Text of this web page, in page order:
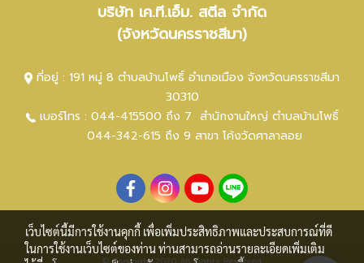
บริษัท เค.ที.เอ็ม. สตีล จำกัด
(จังหวัดนครราชสีมา)
ที่อยู่ : 191 หมู่ 8 ตำบลบ้านโพธิ์ อำเภอเมือง จังหวัดนครราชสีมา
30310
เบอร์โทร : 044-415500 ถึง 7 สำนักงานใหญ่ ตำบลบ้านโพธิ์
044-342-615 ถึง 9 สาขา โค้งวัดศาลาลอย
เว็บไซต์นี้มีการใช้งานคุกกี้ เพื่อเพิ่มประสิทธิภาพและประสบการณ์ที่ดี
ในการใช้งานเว็บไซต์ของท่าน ท่านสามารถอ่านรายละเอียดเพิ่มเติม